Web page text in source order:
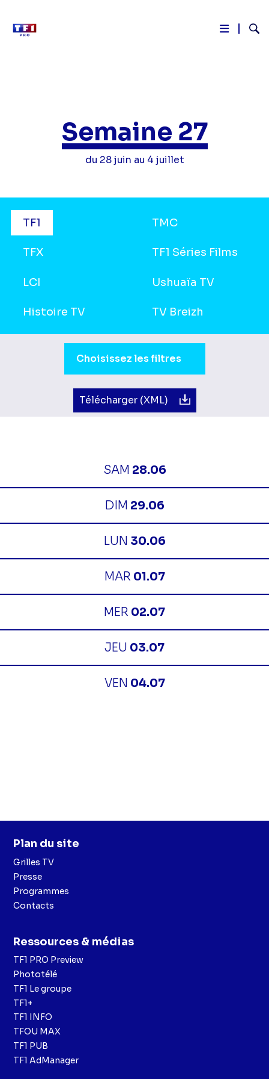
Semaine 27
du 28 juin au 4 juillet
Grilles
TF1 TMC
TFX TF1 Séries Films
LCI Ushuaïa TV
Histoire TV TV Breizh
Choisissez les filtres
Télécharger (XML)
SAM 28.06
DIM 29.06
LUN 30.06
MAR 01.07
MER 02.07
JEU 03.07
VEN 04.07
Plan du site
Grilles TV
Presse
Programmes
Contacts
Ressources & médias
TF1 PRO Preview
Phototélé
TF1 Le groupe
TF1+
TF1 INFO
TFOU MAX
TF1 PUB
TF1 AdManager